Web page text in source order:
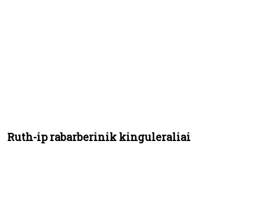
Ruth-ip rabarberinik kinguleraliai